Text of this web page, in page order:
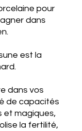
pour
dans
est la
dans vos
de capacités
et magiques,
la fertilité,